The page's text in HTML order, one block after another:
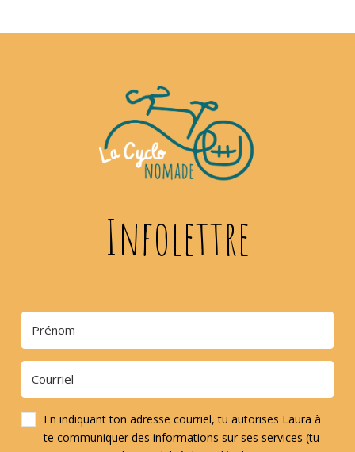
Infolettre
En indiquant ton adresse courriel, tu autorises Laura à
te communiquer des informations sur ses services (tu